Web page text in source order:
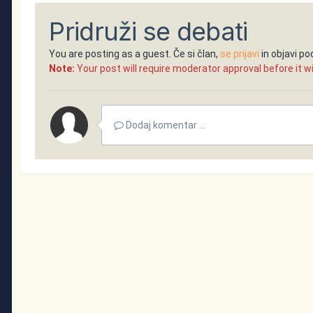
Pridruži se debati
You are posting as a guest. Če si član, se prijavi in objavi
Note: Your post will require moderator approval before it
Dodaj komentar ...